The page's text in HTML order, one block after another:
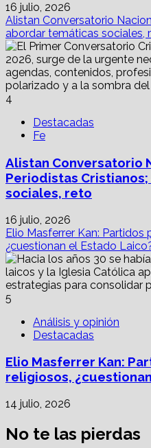
16 julio, 2026
Alistan Conversatorio
abordar temáticas sociales,
4
Destacadas
Fe
Alistan Conversatorio
Periodistas
sociales, reto
16 julio, 2026
Elio Masferrer Kan: Partidos
¿cuestionan el Estado
5
Análisis y opinión
Destacadas
Elio Masferrer Kan:
religiosos,
14 julio, 2026
No te las pierdas